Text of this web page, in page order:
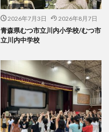
2026年7月3日 2026年8月7日
青森県むつ市立川内小学校/むつ市
立川内中学校